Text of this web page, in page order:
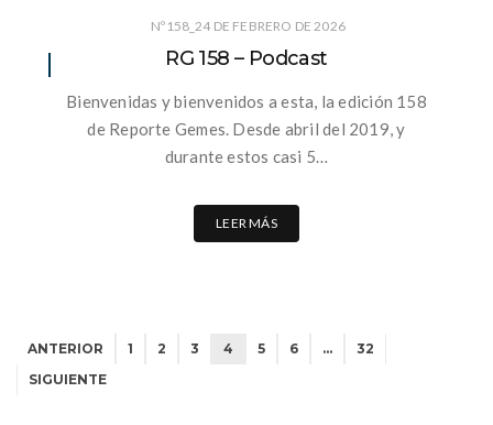
Nº158_24 DE FEBRERO DE 2026
RG 158 – Podcast
Bienvenidas y bienvenidos a esta, la edición 158
de Reporte Gemes. Desde abril del 2019, y
durante estos casi 5…
LEER MÁS
ANTERIOR 1 2 3 4 5 6 …
32
SIGUIENTE